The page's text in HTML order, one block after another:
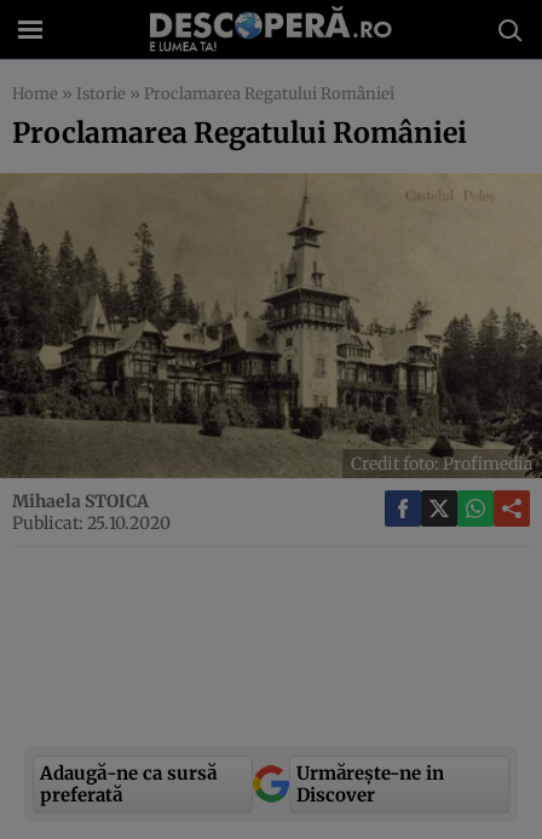
Home » Istorie » Proclamarea Regatului României
Proclamarea Regatului României
Credit foto: Profimedia
Mihaela STOICA
Publicat: 25.10.2020
Adaugă-ne ca sursă
preferată
Urmărește-ne in
Discover